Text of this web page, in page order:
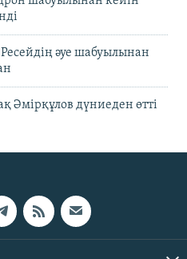
әуе шабуылынан
Әмірқұлов дүниеден өтті